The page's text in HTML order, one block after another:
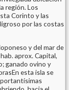
región. Los
Corinto y las
por las costas
y del mar de
aprox. Capital,
ganado ovino y
esta isla se